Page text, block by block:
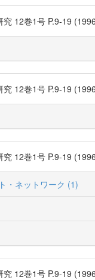
12巻1号 P.9-19
12巻1号 P.9-19
12巻1号 P.9-19
・ネットワーク (1)
12巻1号 P.9-19